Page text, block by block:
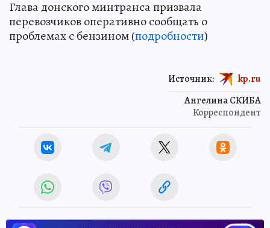
Глава донского минтранса призвала
перевозчиков оперативно сообщать о
проблемах с бензином (подробности)
Ангелина СКИБА
Корреспондент
Источник: kp.ru